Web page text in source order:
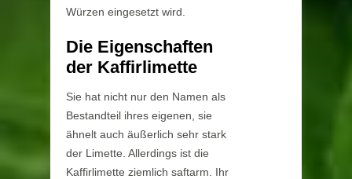
Würzen eingesetzt wird.
Die Eigenschaften
der Kaffirlimette
Sie hat nicht nur den Namen als
Bestandteil ihres eigenen, sie
ähnelt auch äußerlich sehr stark
der Limette. Allerdings ist die
Kaffirlimette ziemlich saftarm. Ihr